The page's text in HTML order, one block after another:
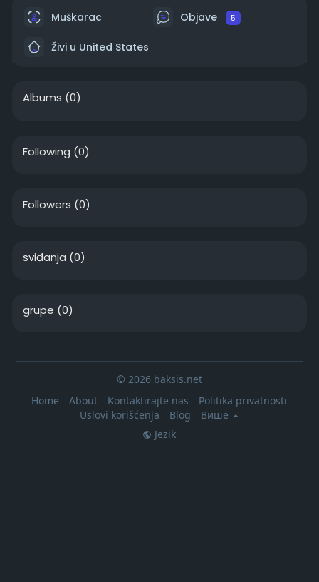
Muškarac Objave 5
Živi u United States
Albums (0)
Following (0)
Followers (0)
sviđanja (0)
grupe (0)
© 2026 baksis.net
Home
About Kontaktirajte nas
Politika privatnosti
Uslovi korišćenja
Blog
Више
Jezik